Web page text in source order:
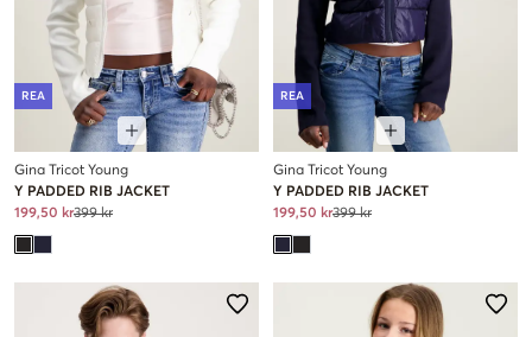
REA
Gina Tricot Young
Y PADDED RIB JACKET
199,50 kr399 kr
REA
Gina Tricot Young
Y PADDED RIB JACKET
199,50 kr399 kr